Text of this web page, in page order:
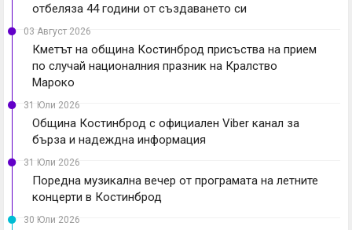
отбеляза 44 години от създаването си
03 Август 2026
Кметът на община Костинброд присъства на прием
по случай националния празник на Кралство
Мароко
31 Юли 2026
Община Костинброд с официален Viber канал за
бърза и надеждна информация
31 Юли 2026
Поредна музикална вечер от програмата на летните
концерти в Костинброд
30 Юли 2026